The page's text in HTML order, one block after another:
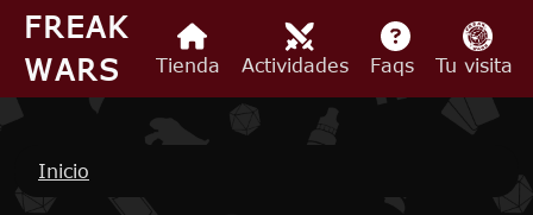
Pasar al contenido principal
FREAK
WARS
Tienda Actividades Faqs Tu visita
Ruta de navegación
Inicio